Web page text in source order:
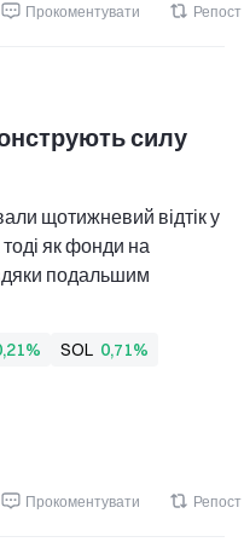
Прокоментувати Репост
силу
щотижневий відтік у
тоді як фонди на
подальшим
інституційний попит,
криптовалютних ETF.
SOL 0,71%
Прокоментувати Репост